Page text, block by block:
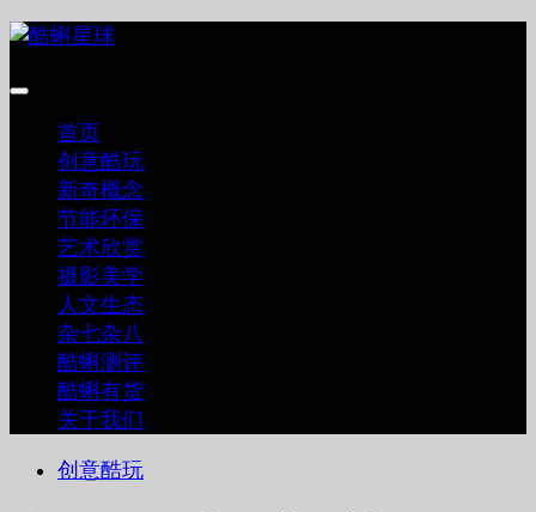
跳
内
首页
创意酷玩
新奇概念
节能环保
艺术欣赏
摄影美学
人文生态
杂七杂八
酷蝌测评
酷蝌有货
关于我们
创意酷玩